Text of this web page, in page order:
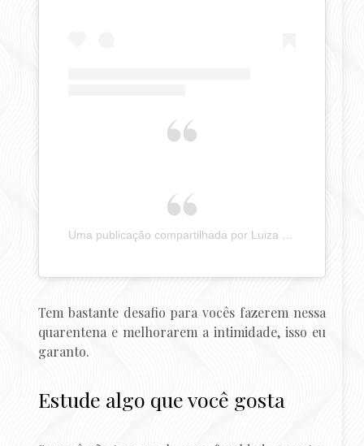
Uma publicação compartilhada por Luiza Costa (@pergunteaumamulher)
Tem bastante desafio para vocês fazerem nessa
quarentena e melhorarem a intimidade, isso eu
garanto.
Estude algo que você gosta